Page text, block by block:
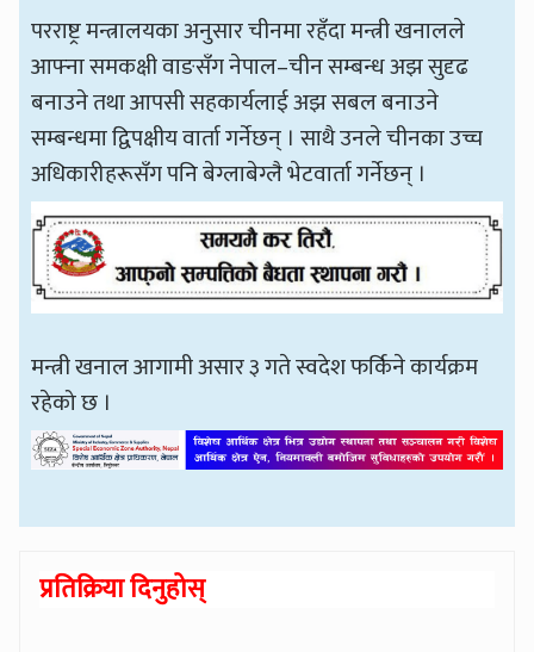
परराष्ट्र मन्त्रालयका अनुसार चीनमा रहँदा मन्त्री खनालले
आफ्ना समकक्षी वाङसँग नेपाल–चीन सम्बन्ध अझ सुदृढ
बनाउने तथा आपसी सहकार्यलाई अझ सबल बनाउने
सम्बन्धमा द्विपक्षीय वार्ता गर्नेछन् । साथै उनले चीनका उच्च
अधिकारीहरूसँग पनि बेग्लाबेग्लै भेटवार्ता गर्नेछन् ।
मन्त्री खनाल आगामी असार ३ गते स्वदेश फर्किने कार्यक्रम
रहेको छ ।
प्रतिक्रिया दिनुहोस्